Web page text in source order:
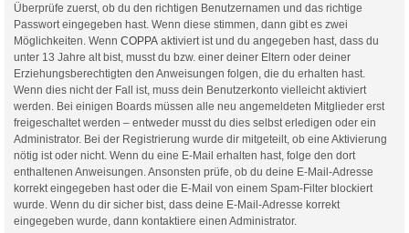
Überprüfe zuerst, ob du den richtigen Benutzernamen und das richtige
Passwort eingegeben hast. Wenn diese stimmen, dann gibt es zwei
Möglichkeiten. Wenn COPPA aktiviert ist und du angegeben hast, dass du
unter 13 Jahre alt bist, musst du bzw. einer deiner Eltern oder deiner
Erziehungsberechtigten den Anweisungen folgen, die du erhalten hast.
Wenn dies nicht der Fall ist, muss dein Benutzerkonto vielleicht aktiviert
werden. Bei einigen Boards müssen alle neu angemeldeten Mitglieder erst
freigeschaltet werden – entweder musst du dies selbst erledigen oder ein
Administrator. Bei der Registrierung wurde dir mitgeteilt, ob eine Aktivierung
nötig ist oder nicht. Wenn du eine E-Mail erhalten hast, folge den dort
enthaltenen Anweisungen. Ansonsten prüfe, ob du deine E-Mail-Adresse
korrekt eingegeben hast oder die E-Mail von einem Spam-Filter blockiert
wurde. Wenn du dir sicher bist, dass deine E-Mail-Adresse korrekt
eingegeben wurde, dann kontaktiere einen Administrator.